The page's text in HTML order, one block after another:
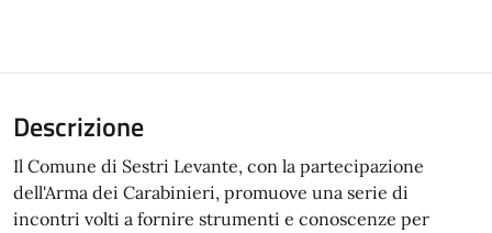
Descrizione
Il Comune di Sestri Levante, con la partecipazione
dell'Arma dei Carabinieri, promuove una serie di
incontri volti a fornire strumenti e conoscenze per